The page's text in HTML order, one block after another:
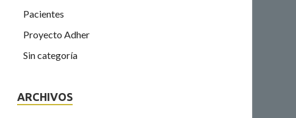
Pacientes
Proyecto Adher
Sin categoría
ARCHIVOS